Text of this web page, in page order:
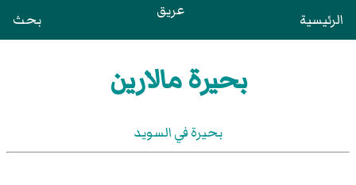
الرئيسية عريق بحث
بحيرة مالارين
بحيرة في السويد